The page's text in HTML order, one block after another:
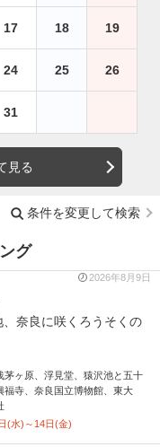
17 18 19
24 25 26
31
見る
条件を変更して検索
グ
2026年8月9日
奈良に咲くろうそくの
茅ヶ原、浮見堂、猿沢池と五十
福寺、奈良国立博物館、東大
(水)～14日(金)